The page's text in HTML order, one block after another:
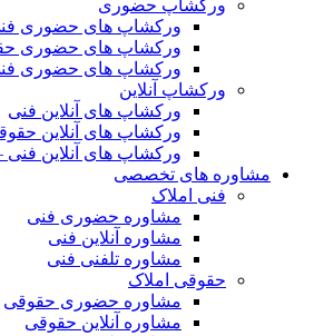
ورکشاپ حضوری
ورکشاپ های حضوری
ورکشاپ های حضوری
ورکشاپ های حضوری
ورکشاپ آنلاین
ورکشاپ های آنلاین فنی
ورکشاپ های آنلاین
ورکشاپ های آنلاین
مشاوره های تخصصی
فنی املاک
مشاوره حضوری فنی
مشاوره آنلاین فنی
مشاوره تلفنی فنی
حقوقی املاک
مشاوره حضوری حقوقی
مشاوره آنلاین حقوقی